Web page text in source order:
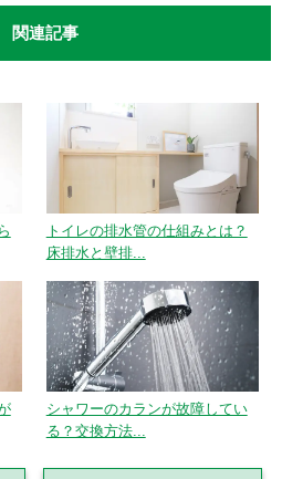
関連記事
トイレの排水管の仕組みとは？
床排水と壁排...
シャワーのカランが故障してい
る？交換方法...